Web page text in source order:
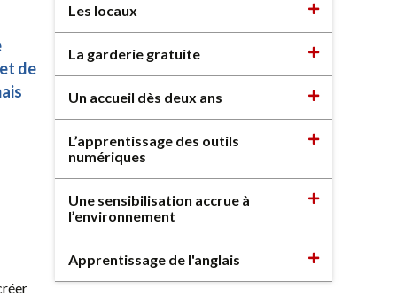
de
Les locaux
La garderie gratuite
Un accueil dès deux ans
L’apprentissage des outils
numériques
Une sensibilisation accrue à
l’environnement
Apprentissage de l'anglais